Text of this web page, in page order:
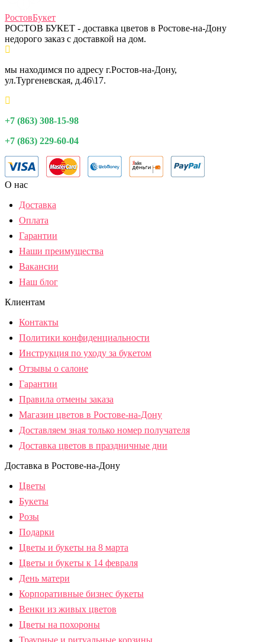
РостовБукет
РОСТОВ БУКЕТ - доставка цветов в Ростове-на-Дону
недорого заказ с доставкой на дом.
мы находимся по адресу г.Ростов-на-Дону,
ул.Тургеневская, д.46\17.
+7 (863) 308-15-98
+7 (863) 229-60-04
О нас
Доставка
Оплата
Гарантии
Наши преимущества
Вакансии
Наш блог
Клиентам
Контакты
Политики конфиденциальности
Инструкция по уходу за букетом
Отзывы о салоне
Гарантии
Правила отмены заказа
Магазин цветов в Ростове-на-Дону
Доставляем зная только номер получателя
Доставка цветов в праздничные дни
Доставка в Ростове-на-Дону
Цветы
Букеты
Розы
Подарки
Цветы и букеты на 8 марта
Цветы и букеты к 14 февраля
День матери
Корпоративные бизнес букеты
Венки из живых цветов
Цветы на похороны
Траурные и ритуальные корзины